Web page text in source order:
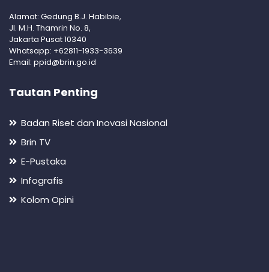
Alamat: Gedung B.J. Habibie,
Jl. M.H. Thamrin No. 8,
Jakarta Pusat 10340
Whatsapp: +62811-1933-3639
Email: ppid@brin.go.id
Tautan Penting
Badan Riset dan Inovasi Nasional
Brin TV
E-Pustaka
Infografis
Kolom Opini